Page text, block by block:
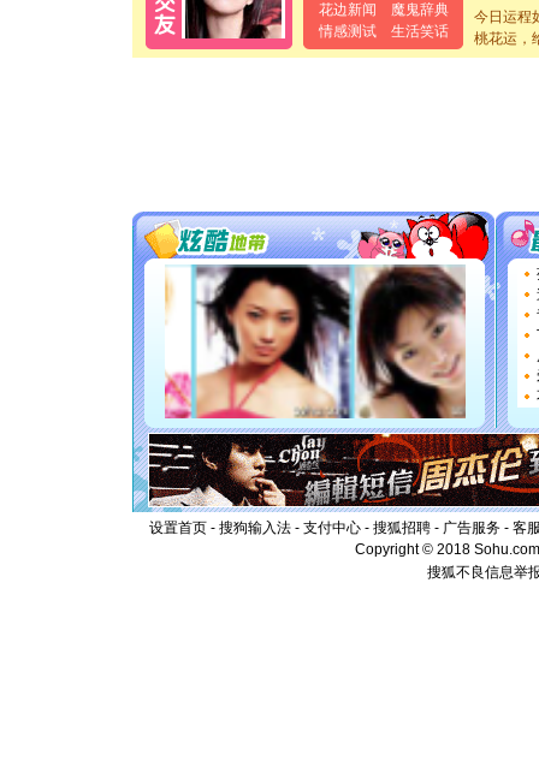
花边新闻
魔鬼辞典
情感测试
生活笑话
[元旦]当
泣，这痛
卖了。水
你太多，
要平安
[圣诞节]
能正大
都要快乐
[圣诞节]
如意,快
[元旦]
看
断电。
你是我
[元旦]如
起；二是
离。水晶
[元旦]当
泣，这痛
卖了。水
[春节]风
颜！冬去
今日运程
桃花运，
设置首页 - 搜狗输入法 - 支付中心 - 搜狐招聘 - 广告服务 - 客
Copyright © 2018
搜狐不良信息举